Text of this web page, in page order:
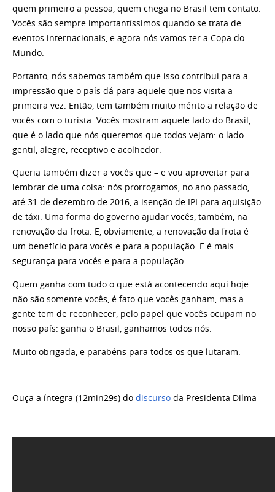
quem primeiro a pessoa, quem chega no Brasil tem contato.
Vocês são sempre importantíssimos quando se trata de
eventos internacionais, e agora nós vamos ter a Copa do
Mundo.
Portanto, nós sabemos também que isso contribui para a
impressão que o país dá para aquele que nos visita a
primeira vez. Então, tem também muito mérito a relação de
vocês com o turista. Vocês mostram aquele lado do Brasil,
que é o lado que nós queremos que todos vejam: o lado
gentil, alegre, receptivo e acolhedor.
Queria também dizer a vocês que – e vou aproveitar para
lembrar de uma coisa: nós prorrogamos, no ano passado,
até 31 de dezembro de 2016, a isenção de IPI para aquisição
de táxi. Uma forma do governo ajudar vocês, também, na
renovação da frota. E, obviamente, a renovação da frota é
um benefício para vocês e para a população. E é mais
segurança para vocês e para a população.
Quem ganha com tudo o que está acontecendo aqui hoje
não são somente vocês, é fato que vocês ganham, mas a
gente tem de reconhecer, pelo papel que vocês ocupam no
nosso país: ganha o Brasil, ganhamos todos nós.
Muito obrigada, e parabéns para todos os que lutaram.
Ouça a íntegra (12min29s) do discurso da Presidenta Dilma